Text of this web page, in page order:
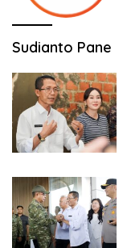
Sudianto Pane